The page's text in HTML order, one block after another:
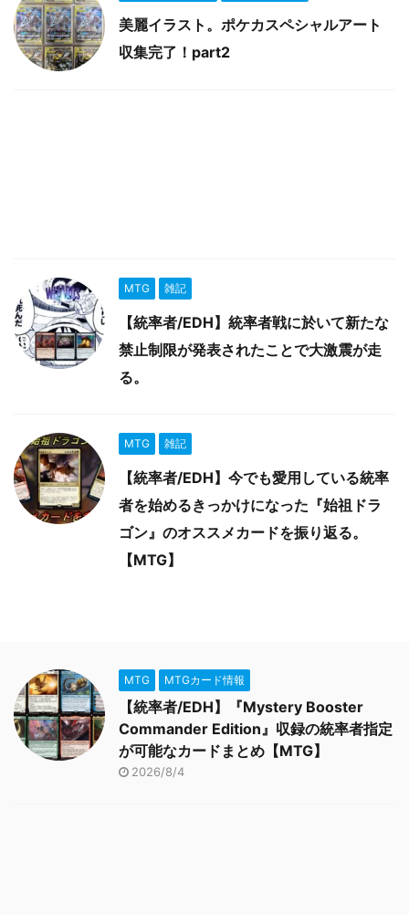
美麗イラスト。ポケカスペシャルアート
収集完了！part2
MTG 雑記
【統率者/EDH】統率者戦に於いて新たな
禁止制限が発表されたことで大激震が走
る。
MTG 雑記
【統率者/EDH】今でも愛用している統率
者を始めるきっかけになった『始祖ドラ
ゴン』のオススメカードを振り返る。
【MTG】
MTG MTGカード情報
【統率者/EDH】『Mystery Booster
Commander Edition』収録の統率者指定
が可能なカードまとめ【MTG】
2026/8/4